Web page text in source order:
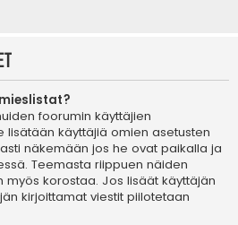
foorumin käyttäjien
lisätään käyttäjiä omien asetusten
näkemään jos he ovat paikalla ja
Teemasta riippuen näiden
myös korostaa. Jos lisäät käyttäjän
kirjoittamat viestit piilotetaan